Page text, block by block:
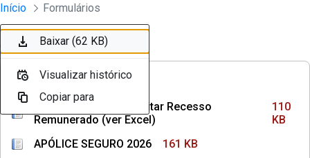
Pular para o Conteúdo principal
Divisão Minima - Escola Superior
Início Formulários
Ordenar Filtro
FREQUÊNCIAS
Como Calcular e Solicitar Recesso
Remunerado (ver Excel)
110
KB
APÓLICE SEGURO 2026
161 KB
Baixar (110 KB)
Visualizar histórico
Copiar para
Baixar (161 KB)
Visualizar histórico
Copiar para
Baixar (100 KB)
Visualizar histórico
Copiar para
Baixar (647 KB)
Visualizar histórico
Copiar para
Baixar (233 KB)
Visualizar histórico
Copiar para
Baixar (74 KB)
Visualizar histórico
Copiar para
Baixar (145 KB)
Visualizar histórico
Copiar para
Baixar (36 KB)
Visualizar histórico
Copiar para
Baixar (1,3 MB)
Visualizar histórico
Copiar para
Baixar (62 KB)
Visualizar histórico
Copiar para